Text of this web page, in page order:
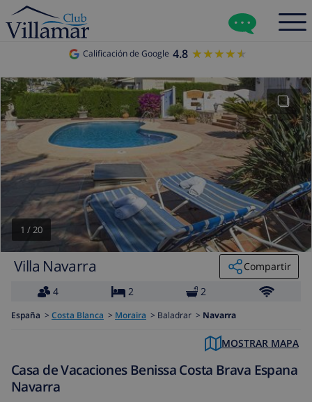
Calificación de Google 4.8 ★★★★★
★★★★★
1 /20
Villa Navarra
Compartir
4
2 2
España > Costa Blanca > Moraira > Baladrar > Navarra
MOSTRAR MAPA
Casa de Vacaciones Benissa Costa Brava Espana
Navarra